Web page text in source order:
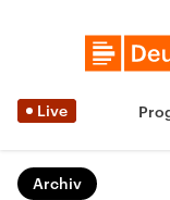
Live
Archiv